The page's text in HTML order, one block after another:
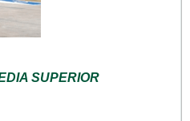
SUPERIOR